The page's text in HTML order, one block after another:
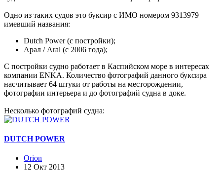
Одно из таких судов это буксир с ИМО номером 9313979
имевший названия:
Dutch Power (с постройки);
Арал / Aral (с 2006 года);
С постройки судно работает в Каспийском море в интересах
компании ENKA. Количество фотографий данного буксира
насчитывает 64 штуки от работы на месторождении,
фотографии интерьера и до фотографий судна в доке.
Несколько фотографий судна:
DUTCH POWER
Orion
12 Окт 2013